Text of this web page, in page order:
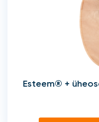
Esteem® +